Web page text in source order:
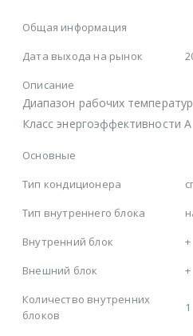
Общая информация
Дата выхода на рынок
Описание
Диапазон рабочих
Класс энергоэффективности A
Основные
Тип кондиционера
Тип внутреннего блока
Внутренний блок
+
Внешний блок
+
Количество внутренних
блоков
1